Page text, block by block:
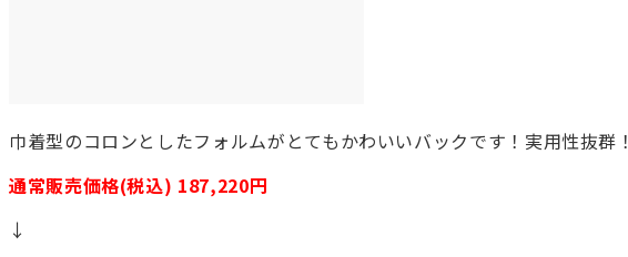
巾着型のコロンとしたフォルムがとてもかわいいバックです！実用性抜群！
通常販売価格(税込) 187,220円
↓